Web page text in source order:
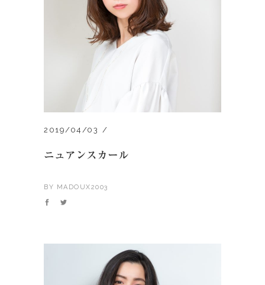
2019/04/03
ニュアンスカール
BY MADOUX2003